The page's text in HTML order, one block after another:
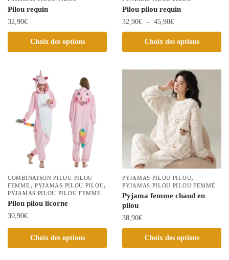
page
du
produit
page
du
produit
Pilou requin
32,90€
Choix des options
produit
plusieurs
variations.
options
peuvent
choisies
la
page
du
Pilou pilou requin
32,90€ – 45,90€Plage
de
prix :
32,90€
45,90€
Choix des options
produit
variations.
être
choisies
la
page
du
produit
COMBINAISON PILOU PILOU
FEMME, PYJAMAS PILOU PILOU,
PYJAMAS PILOU PILOU FEMME
Pilou pilou licorne
30,90€
Choix des options
produit
PYJAMAS PILOU PILOU,
PYJAMAS PILOU PILOU FEMME
Pyjama femme chaud en
pilou
38,90€
Choix des options
produit